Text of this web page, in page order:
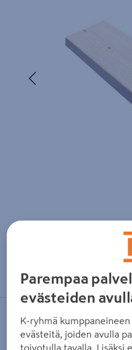
Zoomaa kuvaa
Terassilauta Kuhmo
KUHMO
Parempaa
evästeiden
K-ryhmä
evästeitä, joiden avulla
toivotulla tavalla. Lisäksi